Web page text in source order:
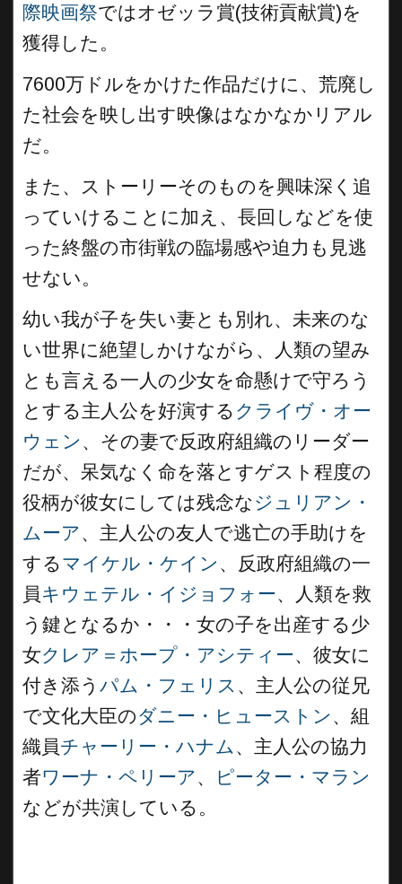
際映画祭ではオゼッラ賞(技術貢献賞)を
獲得した。
7600万ドルをかけた作品だけに、荒廃し
た社会を映し出す映像はなかなかリアル
だ。
また、ストーリーそのものを興味深く追
っていけることに加え、長回しなどを使
った終盤の市街戦の臨場感や迫力も見逃
せない。
幼い我が子を失い妻とも別れ、未来のな
い世界に絶望しかけながら、人類の望み
とも言える一人の少女を命懸けで守ろう
とする主人公を好演する クライヴ・オー
ウェン 、その妻で反政府組織のリーダー
だが、呆気なく命を落とすゲスト程度の
役柄が彼女にしては残念なジュリアン・
ムーア、主人公の友人で逃亡の手助けを
するマイケル・ケイン 、反政府組織の一
員 キウェテル・イジョフォー、人類を救
う鍵となるか・・・女の子を出産する少
女クレア＝ホープ・アシティー、彼女に
付き添う パム・フェリス 、主人公の従兄
で文化大臣のダニー・ヒューストン 、組
織員チャーリー・ハナム 、主人公の協力
者ワーナ・ペリーア、
ピーター・マラン
などが共演している。